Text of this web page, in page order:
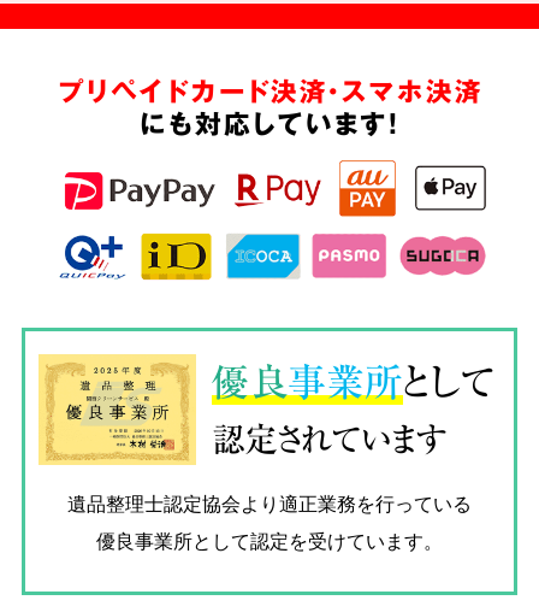
プリペイドカード決済・スマホ決済
にも対応しています!
優良事業所として
認定されています
遺品整理士認定協会より適正業務を行っている
優良事業所として認定を受けています。